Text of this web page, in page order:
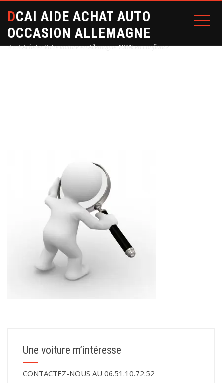
DCAI AIDE ACHAT AUTO
OCCASION ALLEMAGNE
⭐⭐⭐ Acheter Votre voiture en Allemagne 100% en confiance
Une voiture m’intéresse
CONTACTEZ-NOUS AU 06.51.10.72.52